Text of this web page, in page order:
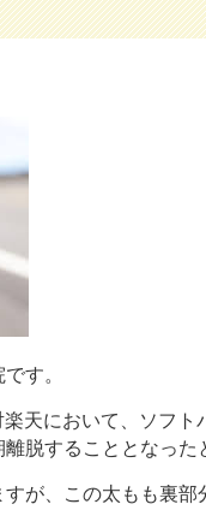
す。
天において、ソフト
脱することとなった
が、この太もも裏部